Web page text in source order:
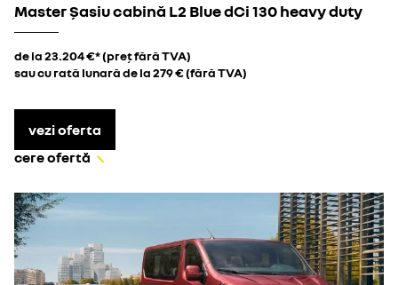
Master Șasiu cabină L2 Blue dCi 130 heavy duty
de la 23.204 €* (preț fără TVA)
sau cu rată lunară de la 279 € (fără TVA)
vezi oferta
cere ofertă